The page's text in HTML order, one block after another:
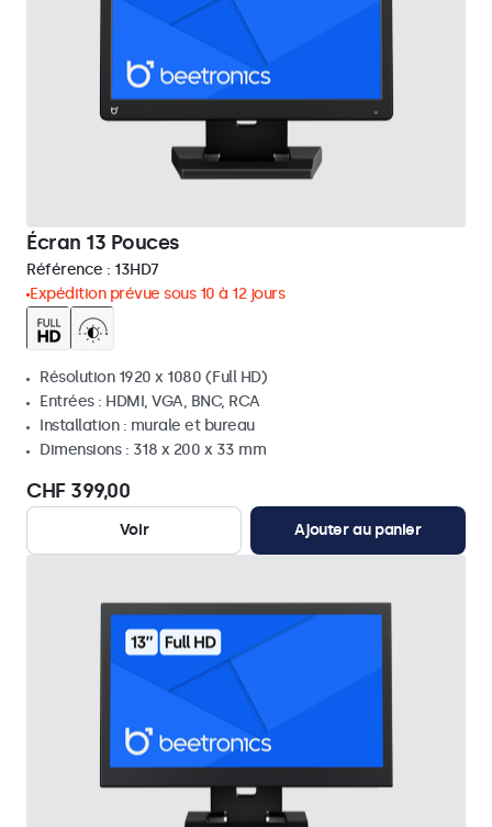
Écran 13 Pouces
Référence : 13HD7
Expédition prévue sous 10 à 12 jours
Résolution 1920 x 1080 (Full HD)
Entrées : HDMI, VGA, BNC, RCA
Installation : murale et bureau
Dimensions : 318 x 200 x 33 mm
CHF 399,00
Voir Ajouter au panier